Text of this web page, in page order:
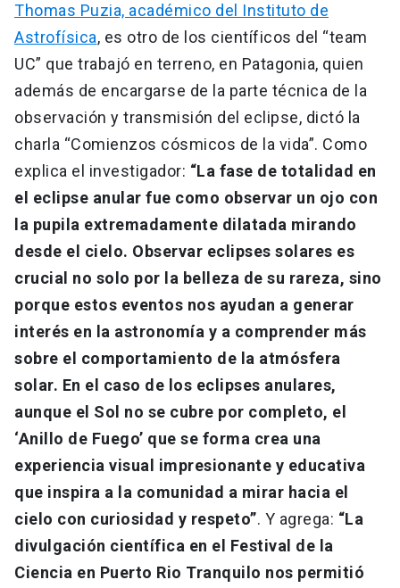
Thomas Puzia, académico del Instituto de
Astrofísica, es otro de los científicos del “team
UC” que trabajó en terreno, en Patagonia, quien
además de encargarse de la parte técnica de la
observación y transmisión del eclipse, dictó la
charla “Comienzos cósmicos de la vida”. Como
explica el investigador: “La fase de totalidad en
el eclipse anular fue como observar un ojo con
la pupila extremadamente dilatada mirando
desde el cielo. Observar eclipses solares es
crucial no solo por la belleza de su rareza, sino
porque estos eventos nos ayudan a generar
interés en la astronomía y a comprender más
sobre el comportamiento de la atmósfera
solar. En el caso de los eclipses anulares,
aunque el Sol no se cubre por completo, el
‘Anillo de Fuego’ que se forma crea una
experiencia visual impresionante y educativa
que inspira a la comunidad a mirar hacia el
cielo con curiosidad y respeto”. Y agrega: “La
divulgación científica en el Festival de la
Ciencia en Puerto Rio Tranquilo nos permitió